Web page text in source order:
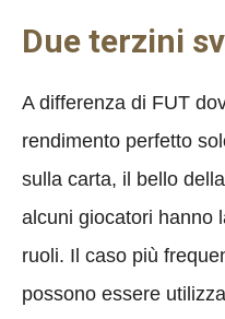
Due terzini
A differenza di FUT
rendimento perfetto
sulla carta, il bello
alcuni giocatori hanno
ruoli. Il caso più
possono essere